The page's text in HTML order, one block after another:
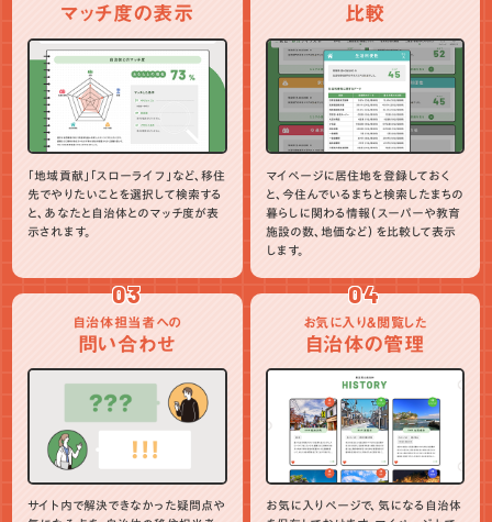
マッチ度の表示
「地域貢献」「スローライフ」など、移住
先でやりたいことを選択して検索する
と、あなたと自治体とのマッチ度が表
示されます。
比較
マイページに居住地を登録しておく
と、今住んでいるまちと検索したまちの
暮らしに関わる情報（スーパーや教育
施設の数、地価など）を比較して表示
します。
03
自治体担当者への
問い合わせ
サイト内で解決できなかった疑問点や
04
お気に入り＆閲覧した
自治体の管理
お気に入りページで、気になる自治体